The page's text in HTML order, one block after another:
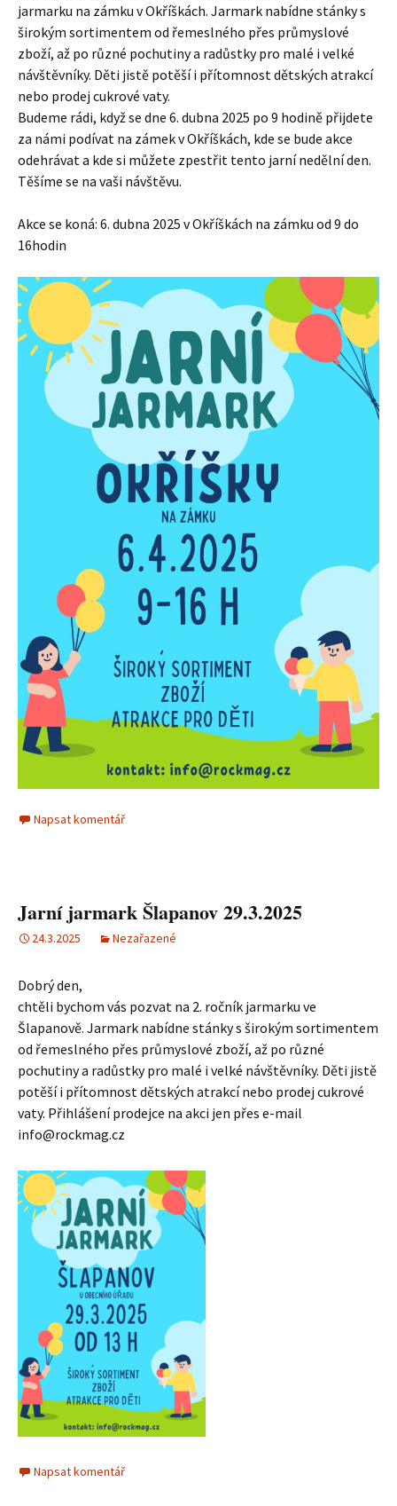
jarmarku na zámku v Okříškách. Jarmark nabídne stánky s
širokým sortimentem od řemeslného přes průmyslové
zboží, až po různé pochutiny a radůstky pro malé i velké
návštěvníky. Děti jistě potěší i přítomnost dětských atrakcí
nebo prodej cukrové vaty.
Budeme rádi, když se dne 6. dubna 2025 po 9 hodině přijdete
za námi podívat na zámek v Okříškách, kde se bude akce
odehrávat a kde si můžete zpestřit tento jarní nedělní den.
Těšíme se na vaši návštěvu.
Akce se koná: 6. dubna 2025 v Okříškách na zámku od 9 do
16hodin
Napsat komentář
Jarní jarmark Šlapanov 29.3.2025
24.3.2025 Nezařazené
Dobrý den,
chtěli bychom vás pozvat na 2. ročník jarmarku ve
Šlapanově. Jarmark nabídne stánky s širokým sortimentem
od řemeslného přes průmyslové zboží, až po různé
pochutiny a radůstky pro malé i velké návštěvníky. Děti jistě
potěší i přítomnost dětských atrakcí nebo prodej cukrové
vaty. Přihlášení prodejce na akci jen přes e-mail
info@rockmag.cz
Napsat komentář